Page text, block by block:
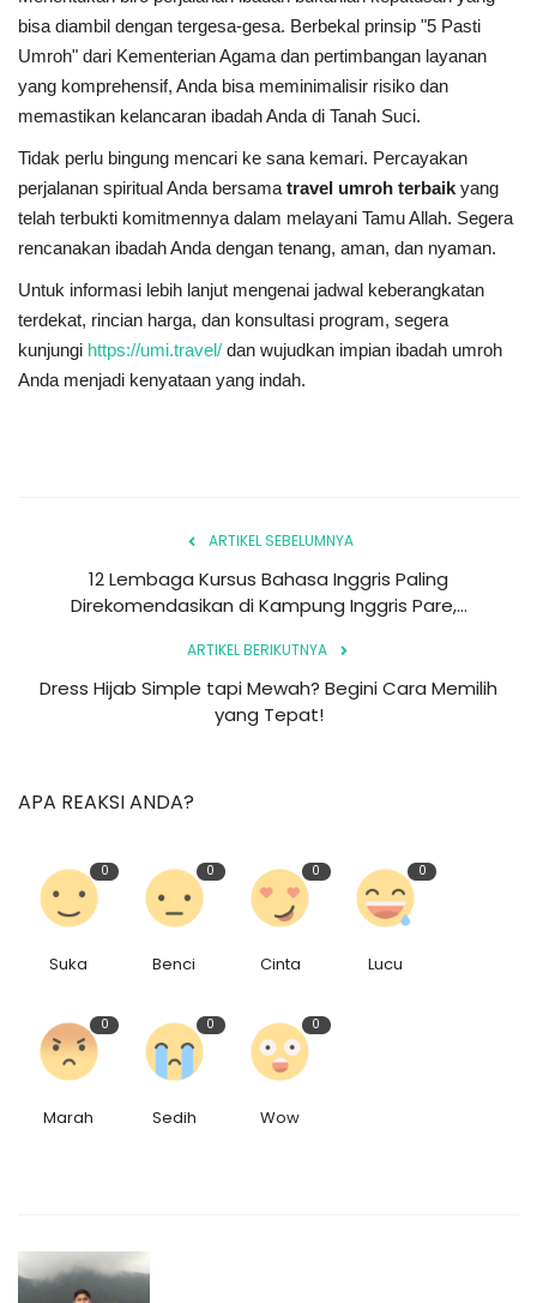
bisa diambil dengan tergesa-gesa. Berbekal prinsip "5 Pasti
Umroh" dari Kementerian Agama dan pertimbangan layanan
yang komprehensif, Anda bisa meminimalisir risiko dan
memastikan kelancaran ibadah Anda di Tanah Suci.
Tidak perlu bingung mencari ke sana kemari. Percayakan
perjalanan spiritual Anda bersama travel umroh terbaik yang
telah terbukti komitmennya dalam melayani Tamu Allah. Segera
rencanakan ibadah Anda dengan tenang, aman, dan nyaman.
Untuk informasi lebih lanjut mengenai jadwal keberangkatan
terdekat, rincian harga, dan konsultasi program, segera
kunjungi https://umi.travel/ dan wujudkan impian ibadah umroh
Anda menjadi kenyataan yang indah.
ARTIKEL SEBELUMNYA
12 Lembaga Kursus Bahasa Inggris Paling
Direkomendasikan di Kampung Inggris Pare,...
ARTIKEL BERIKUTNYA
Dress Hijab Simple tapi Mewah? Begini Cara Memilih
yang Tepat!
APA REAKSI ANDA?
0
Suka
0
Benci
0
Cinta
0
Lucu
0
Marah
0
Sedih
0
Wow